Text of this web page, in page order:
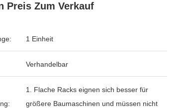
Preis Zum Verkauf
1 Einheit
Verhandelbar
1. Flache Racks eignen sich besser für
größere Baumaschinen und müssen nicht